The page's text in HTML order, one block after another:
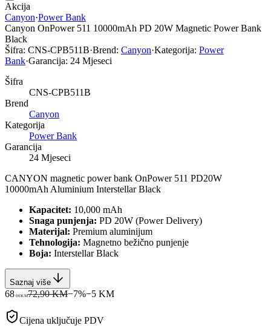
Akcija
Canyon·Power Bank
Canyon OnPower 511 10000mAh PD 20W Magnetic Power Bank
Black
Šifra: CNS-CPB511B·Brend: Canyon·Kategorija: Power
Bank·Garancija: 24 Mjeseci
Šifra
CNS-CPB511B
Brend
Canyon
Kategorija
Power Bank
Garancija
24 Mjeseci
CANYON magnetic power bank OnPower 511 PD20W
10000mAh Aluminium Interstellar Black
Kapacitet: 10,000 mAh
Snaga punjenja: PD 20W (Power Delivery)
Materijal: Premium aluminijum
Tehnologija: Magnetno bežično punjenje
Boja: Interstellar Black
Saznaj više
68 00KM72,90 KM−7%−5KM
Cijena uključuje PDV